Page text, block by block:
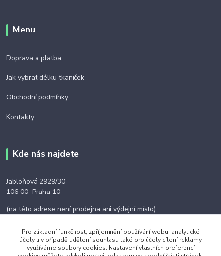
Menu
Doprava a platba
Jak vybrat délku tkaniček
Obchodní podmínky
Kontakty
Kde nás najdete
Jabloňová 2929/30
106 00 Praha 10
(na této adrese není prodejna ani výdejní místo)
Pro základní funkčnost, zpříjemnění používání webu, analytické
účely a v případě udělení souhlasu také pro účely cílení reklamy
využíváme soubory cookies. Nastavení vlastních preferencí